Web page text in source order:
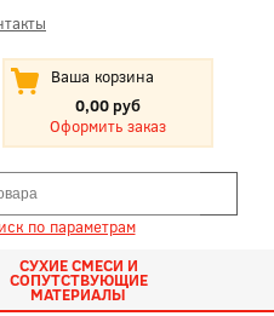
Ваша корзина
0,00 руб
Оформить заказ
по параметрам
СУХИЕ СМЕСИ И
СОПУТСТВУЮЩИЕ
МАТЕРИАЛЫ